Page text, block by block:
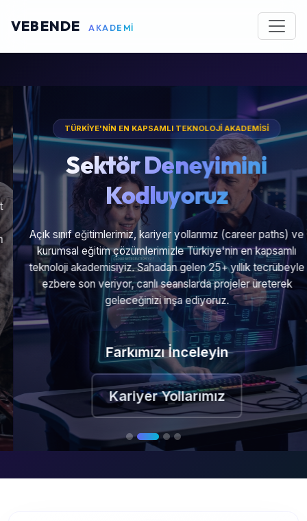
VEBENDE AKADEMİ
TÜRKİYE'NİN EN KAPSAMLI TEKNOLOJİ AKADEMİSİ
Sektör Deneyimini
Kodluyoruz
Açık sınıf eğitimlerimiz, kariyer yollarımız (career paths) ve
kurumsal eğitim çözümlerimizle Türkiye'nin en kapsamlı
teknoloji akademisiyiz. Sahadan gelen 25+ yıllık tecrübeyle
ezbere son veriyor, canlı seanslarda projeler üreterek
geleceğinizi inşa ediyoruz.
Farkımızı İnceleyin
Kariyer Yollarımız